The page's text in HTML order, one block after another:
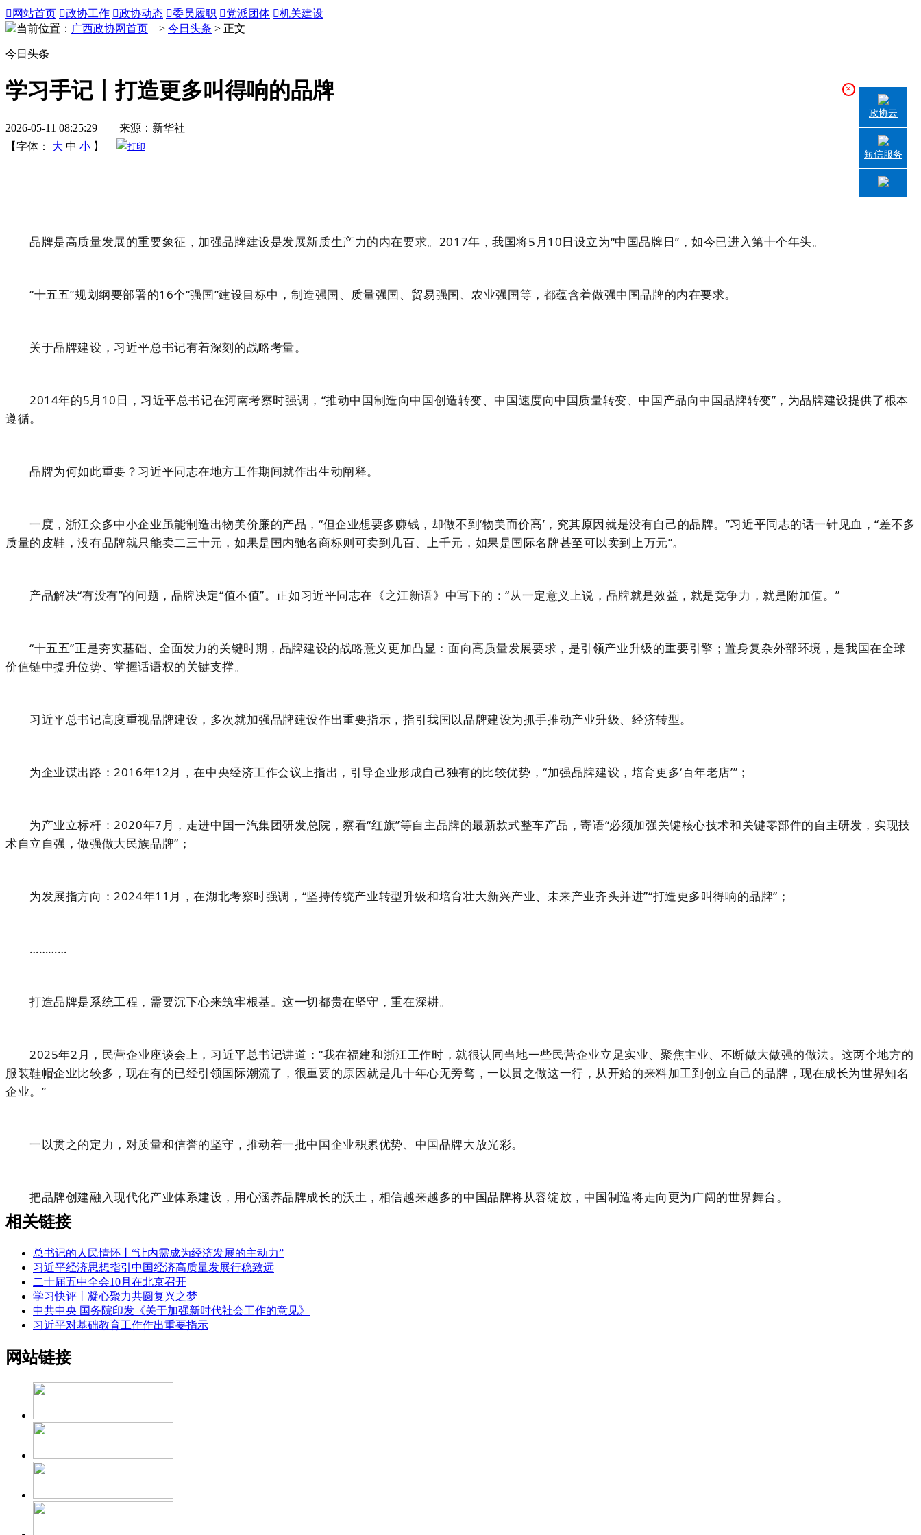
 网站首页 政协工作 政协动态 委员履职 党派团体 机关建设
当前位置： 广西政协网首页 > 今日头条 > 正文
今日头条
学习手记丨打造更多叫得响的品牌
2026-05-11 08:25:29 来源：新华社
【字体：
大 中 小 】 打印
品牌是高质量发展的重要象征，加强品牌建设是发展新质生产力的内在要求。2017年，我国将5月10日设立为“中国品牌日”，如今已进入第十个年头。
“十五五”规划纲要部署的16个“强国”建设目标中，制造强国、质量强国、贸易强国、农业强国等，都蕴含着做强中国品牌的内在要求。
关于品牌建设，习近平总书记有着深刻的战略考量。
2014年的5月10日，习近平总书记在河南考察时强调，“推动中国制造向中国创造转变、中国速度向中国质量转变、中国产品向中国品牌转变”，为品牌建设提供了根本
遵循。
品牌为何如此重要？习近平同志在地方工作期间就作出生动阐释。
一度，浙江众多中小企业虽能制造出物美价廉的产品，“但企业想要多赚钱，却做不到‘物美而价高’，究其原因就是没有自己的品牌。”习近平同志的话一针见血，“差不多
质量的皮鞋，没有品牌就只能卖二三十元，如果是国内驰名商标则可卖到几百、上千元，如果是国际名牌甚至可以卖到上万元”。
产品解决“有没有”的问题，品牌决定“值不值”。正如习近平同志在《之江新语》中写下的：“从一定意义上说，品牌就是效益，就是竞争力，就是附加值。”
“十五五”正是夯实基础、全面发力的关键时期，品牌建设的战略意义更加凸显：面向高质量发展要求，是引领产业升级的重要引擎；置身复杂外部环境，是我国在全球
价值链中提升位势、掌握话语权的关键支撑。
习近平总书记高度重视品牌建设，多次就加强品牌建设作出重要指示，指引我国以品牌建设为抓手推动产业升级、经济转型。
为企业谋出路：2016年12月，在中央经济工作会议上指出，引导企业形成自己独有的比较优势，“加强品牌建设，培育更多‘百年老店’”；
为产业立标杆：2020年7月，走进中国一汽集团研发总院，察看“红旗”等自主品牌的最新款式整车产品，寄语“必须加强关键核心技术和关键零部件的自主研发，实现技
术自立自强，做强做大民族品牌”；
为发展指方向：2024年11月，在湖北考察时强调，“坚持传统产业转型升级和培育壮大新兴产业、未来产业齐头并进”“打造更多叫得响的品牌”；
…………
打造品牌是系统工程，需要沉下心来筑牢根基。这一切都贵在坚守，重在深耕。
2025年2月，民营企业座谈会上，习近平总书记讲道：“我在福建和浙江工作时，就很认同当地一些民营企业立足实业、聚焦主业、不断做大做强的做法。这两个地方的
服装鞋帽企业比较多，现在有的已经引领国际潮流了，很重要的原因就是几十年心无旁骛，一以贯之做这一行，从开始的来料加工到创立自己的品牌，现在成长为世界知名
企业。”
一以贯之的定力，对质量和信誉的坚守，推动着一批中国企业积累优势、中国品牌大放光彩。
把品牌创建融入现代化产业体系建设，用心涵养品牌成长的沃土，相信越来越多的中国品牌将从容绽放，中国制造将走向更为广阔的世界舞台。
相关链接
总书记的人民情怀丨“让内需成为经济发展的主动力”
习近平经济思想指引中国经济高质量发展行稳致远
二十届五中全会10月在北京召开
学习快评丨凝心聚力共圆复兴之梦
中共中央 国务院印发《关于加强新时代社会工作的意见》
习近平对基础教育工作作出重要指示
网站链接
×
政协云
短信服务